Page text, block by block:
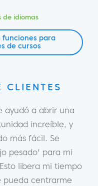
de idiomas
funciones para
de cursos
CLIENTES
ayudó a abrir una
increíble, y
más fácil. Se
pesado' para mi
libera mi tiempo
pueda centrarme